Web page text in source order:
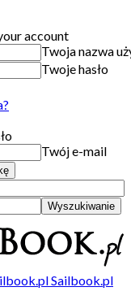
account
Twoja nazwa
Twoje hasło
Twój e-mail
Sailbook.pl